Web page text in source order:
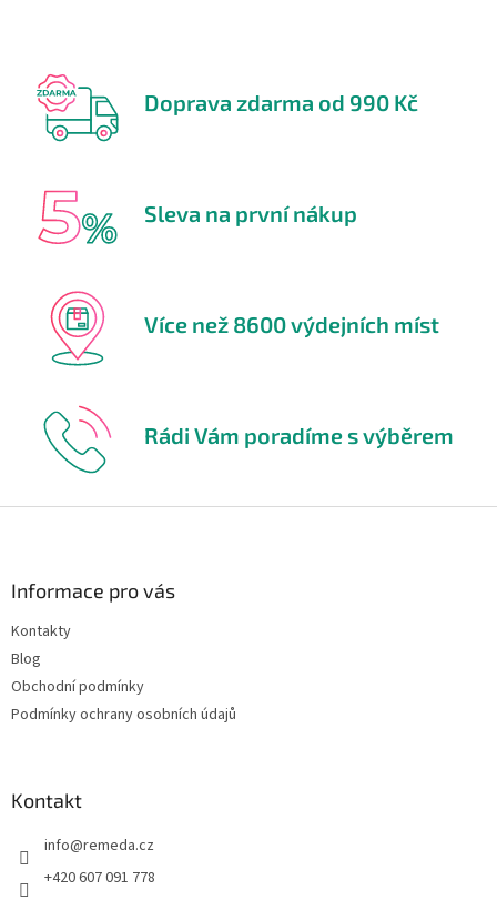
Doprava zdarma od 990 Kč
Sleva na první nákup
Více než 8600 výdejních míst
Rádi Vám poradíme s výběrem
Informace pro vás
Kontakty
Blog
Obchodní podmínky
Podmínky ochrany osobních údajů
Kontakt
info@remeda.cz
+420 607 091 778